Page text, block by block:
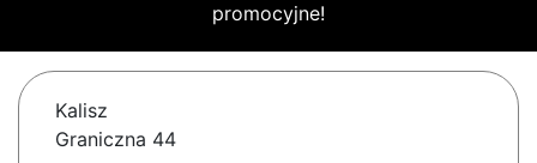
promocyjne!
Kalisz
Graniczna 44